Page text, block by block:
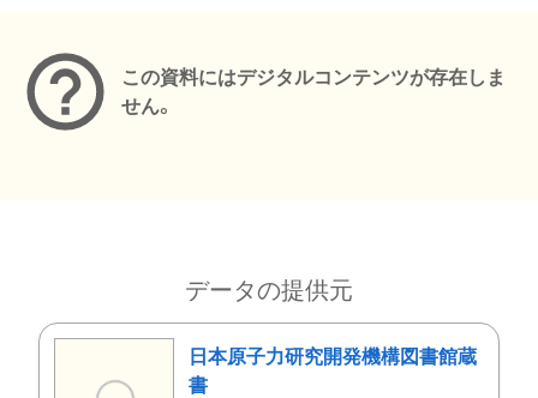
この資料にはデジタルコンテンツが存在しま
せん。
データの提供元
日本原子力研究開発機構図書館蔵
書